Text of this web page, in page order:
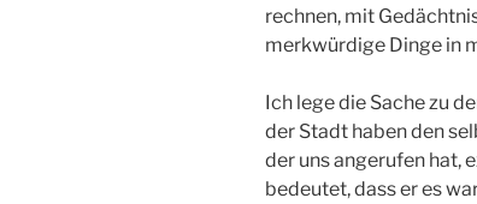
rechnen, mit
merkwürdige Dinge in
Ich lege die Sache zu
der Stadt haben den
der uns angerufen hat,
bedeutet, dass er es